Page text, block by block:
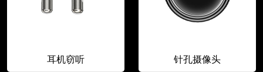
耳机窃听 针孔摄像头